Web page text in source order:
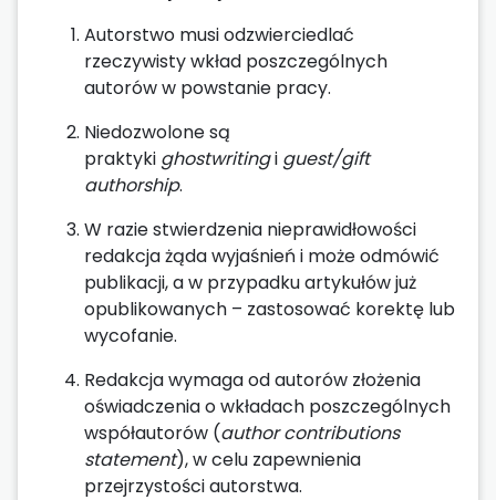
Autorstwo musi odzwierciedlać
rzeczywisty wkład poszczególnych
autorów w powstanie pracy.
Niedozwolone są
praktyki ghostwritingi guest/gift
authorship.
W razie stwierdzenia nieprawidłowości
redakcja żąda wyjaśnień i może odmówić
publikacji, a w przypadku artykułów już
opublikowanych – zastosować korektę lub
wycofanie.
Redakcja wymaga od autorów złożenia
oświadczenia o wkładach poszczególnych
współautorów (author contributions
statement), w celu zapewnienia
przejrzystości autorstwa.